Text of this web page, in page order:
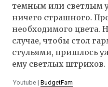
темным или светлым
ничего страшного.
необходимого цвета.
случае, чтобы стол
стульями, пришлось
ему светлых штрихов.
Youtube | BudgetFam